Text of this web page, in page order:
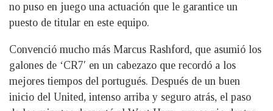
no puso en juego una actuación que le garantice un
puesto de titular en este equipo.
Convenció mucho más Marcus Rashford, que asumió los
galones de ‘CR7′ en un cabezazo que recordó a los
mejores tiempos del portugués. Después de un buen
inicio del United, intenso arriba y seguro atrás, el paso